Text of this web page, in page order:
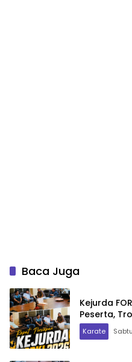
Baca Juga
Kejurda
Peserta,
Karate